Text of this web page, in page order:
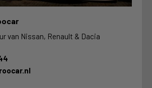
van Nissan, Renault & Dacia